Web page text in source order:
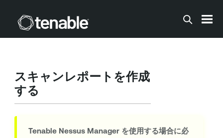
メインコンテンツに移動する
スキャンレポートを作成
する
Tenable Nessus Managerを使用する場合に必